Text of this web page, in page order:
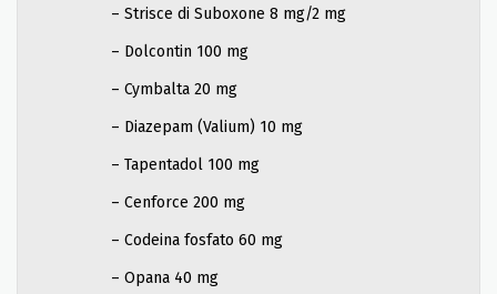
– Strisce di Suboxone 8 mg/2 mg
– Dolcontin 100 mg
– Cymbalta 20 mg
– Diazepam (Valium) 10 mg
– Tapentadol 100 mg
– Cenforce 200 mg
– Codeina fosfato 60 mg
– Opana 40 mg